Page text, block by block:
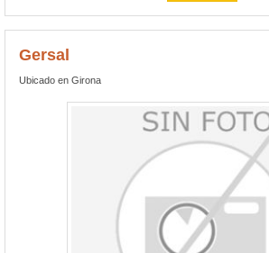
Gersal
Ubicado en Girona